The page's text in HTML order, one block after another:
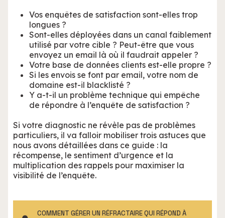
Vos enquêtes de satisfaction sont-elles trop
longues ?
Sont-elles déployées dans un canal faiblement
utilisé par votre cible ? Peut-être que vous
envoyez un email là où il faudrait appeler ?
Votre base de données clients est-elle propre ?
Si les envois se font par email, votre nom de
domaine est-il blacklisté ?
Y a-t-il un problème technique qui empêche
de répondre à l’enquête de satisfaction ?
Si votre diagnostic ne révèle pas de problèmes
particuliers, il va falloir mobiliser trois astuces que
nous avons détaillées dans ce guide : la
récompense, le sentiment d’urgence et la
multiplication des rappels pour maximiser la
visibilité de l’enquête.
COMMENT GÉRER UN RÉFRACTAIRE QUI RÉPOND À